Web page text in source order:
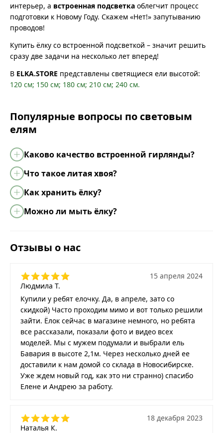
интерьер, а встроенная подсветка облегчит процесс
подготовки к Новому Году. Скажем «Нет!» запутыванию
проводов!
Купить ёлку со встроенной подсветкой – значит решить
сразу две задачи на несколько лет вперед!
В ELKA.STORE представлены светящиеся ели высотой:
120 см; 150 см; 180 см; 210 см; 240 см.
Популярные вопросы по световым
елям
Каково качество встроенной гирлянды?
Что такое литая хвоя?
Как хранить ёлку?
Можно ли мыть ёлку?
Отзывы о нас
Людмила Т.
15 апреля 2024
Купили у ребят елочку. Да, в апреле, зато со
скидкой) Часто проходим мимо и вот только решили
зайти. Ёлок сейчас в магазине немного, но ребята
все рассказали, показали фото и видео всех
моделей. Мы с мужем подумали и выбрали ель
Бавария в высоте 2,1м. Через несколько дней ее
доставили к нам домой со склада в Новосибирске.
Уже ждем новый год, как это ни странно) спасибо
Елене и Андрею за работу.
Наталья К.
18 декабря 2023